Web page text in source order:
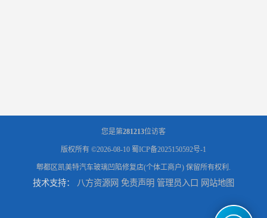
您是第281213位访客
版权所有 ©2026-08-10 蜀ICP备2025150592号-1
郫都区凯美特汽车玻璃凹陷修复店(个体工商户) 保留所有权利.
技术支持： 八方资源网 免责声明 管理员入口 网站地图